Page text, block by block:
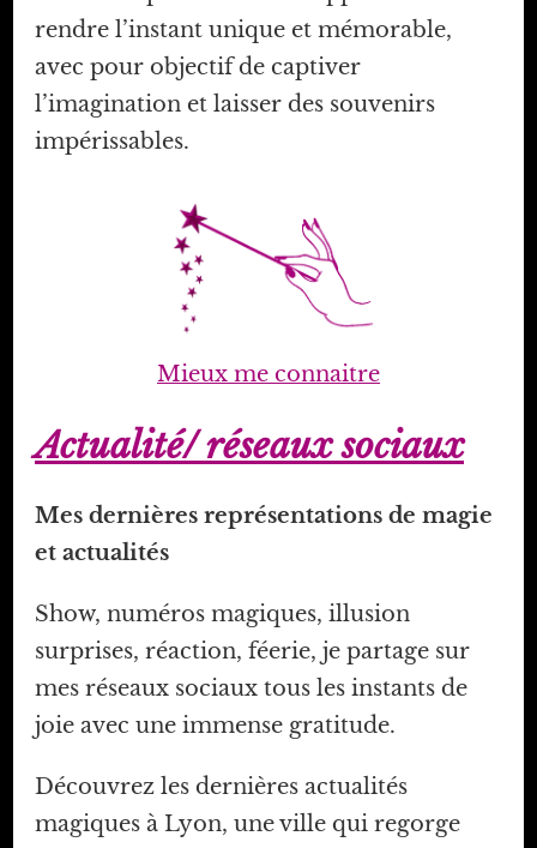
rendre l’instant unique et mémorable,
avec pour objectif de captiver
l’imagination et laisser des souvenirs
impérissables.
Mieux me connaitre
Actualité/ réseaux sociaux
Mes dernières représentations de magie
et actualités
Show, numéros magiques, illusion
surprises, réaction, féerie, je partage sur
mes réseaux sociaux tous les instants de
joie avec une immense gratitude.
Découvrez les dernières actualités
magiques à Lyon, une ville qui regorge